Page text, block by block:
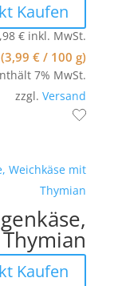
Kaufen
€ inkl. MwSt.
(3,99€ / 100 g)
7% MwSt.
zzgl.Versand
Kaufen